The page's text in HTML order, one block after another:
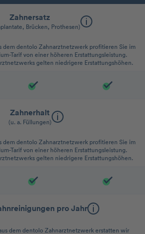
Zahnersatz
Brücken, Prothesen)
dem dentolo Zahnarztnetzwerk profitieren Sie im
Tarif von einer höheren Erstattungsleistung.
gelten niedrigere Erstattungshöhen.
Zahnerhalt
(u. a. Füllungen)
dem dentolo Zahnarztnetzwerk profitieren Sie im
Tarif von einer höheren Erstattungsleistung.
gelten niedrigere Erstattungshöhen.
pro Jahr
dem dentolo Zahnarztnetzwerk erstatten wir